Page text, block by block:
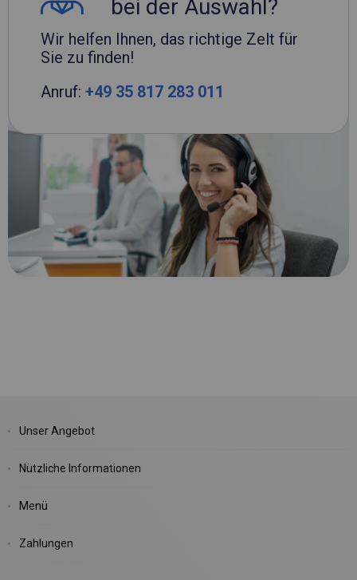
bei der Auswahl?
Wir helfen Ihnen, das richtige Zelt für
Sie zu finden!
Anruf: +49 35 817 283 011
Unser Angebot
Nützliche Informationen
Menü
Zahlungen